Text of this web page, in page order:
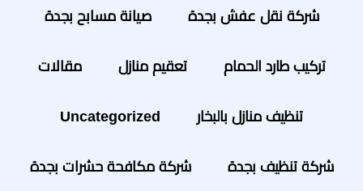
شركة نقل عفش بجدة صيانة مسابح بجدة
تركيب طارد الحمام تعقيم منازل مقالات
تنظيف منازل بالبخار Uncategorized
شركة تنظيف بجدة شركة مكافحة حشرات بجدة